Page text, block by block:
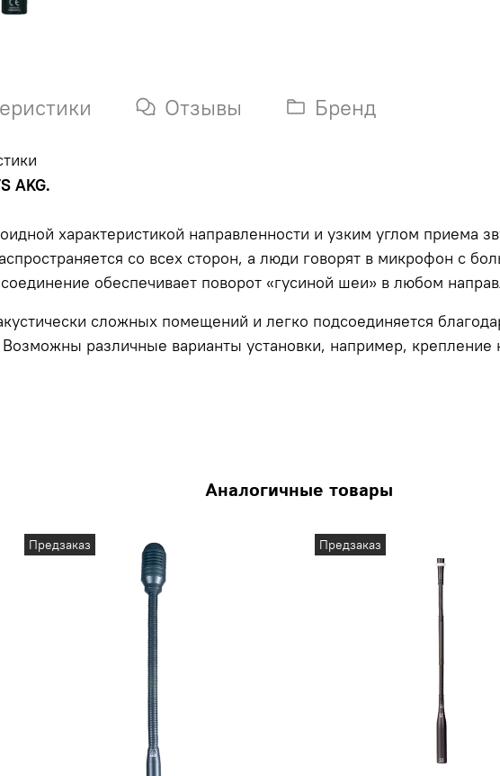
Отзывы Бренд
AKG.
характеристикой направленности и узким углом приема
со всех сторон, а люди говорят в микрофон с
обеспечивает поворот «гусиной шеи» в любом
сложных помещений и легко подсоединяется
Возможны различные варианты установки, например,
Аналогичные товары
Предзаказ Предзаказ